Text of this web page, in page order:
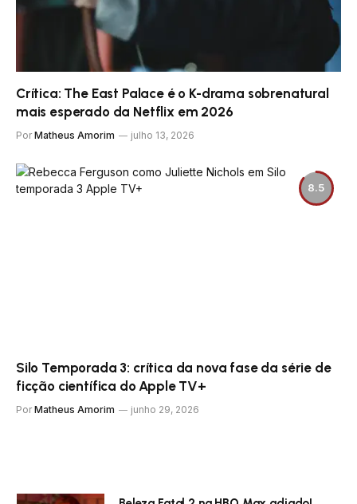
Crítica: The East Palace é o K-drama sobrenatural
mais esperado da Netflix em 2026
Por Matheus Amorim julho 13, 2026
8.5
Silo Temporada 3: crítica da nova fase da série de
ficção científica do Apple TV+
Por Matheus Amorim junho 29, 2026